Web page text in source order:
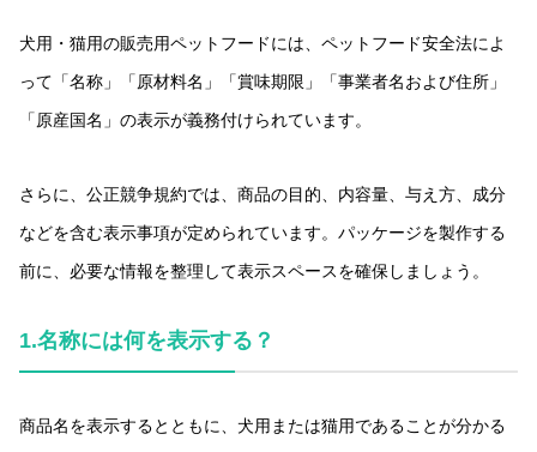
犬用・猫用の販売用ペットフードには、ペットフード安全法によ
って「名称」「原材料名」「賞味期限」「事業者名および住所」
「原産国名」の表示が義務付けられています。
さらに、公正競争規約では、商品の目的、内容量、与え方、成分
などを含む表示事項が定められています。パッケージを製作する
前に、必要な情報を整理して表示スペースを確保しましょう。
1.名称には何を表示する？
商品名を表示するとともに、犬用または猫用であることが分かる